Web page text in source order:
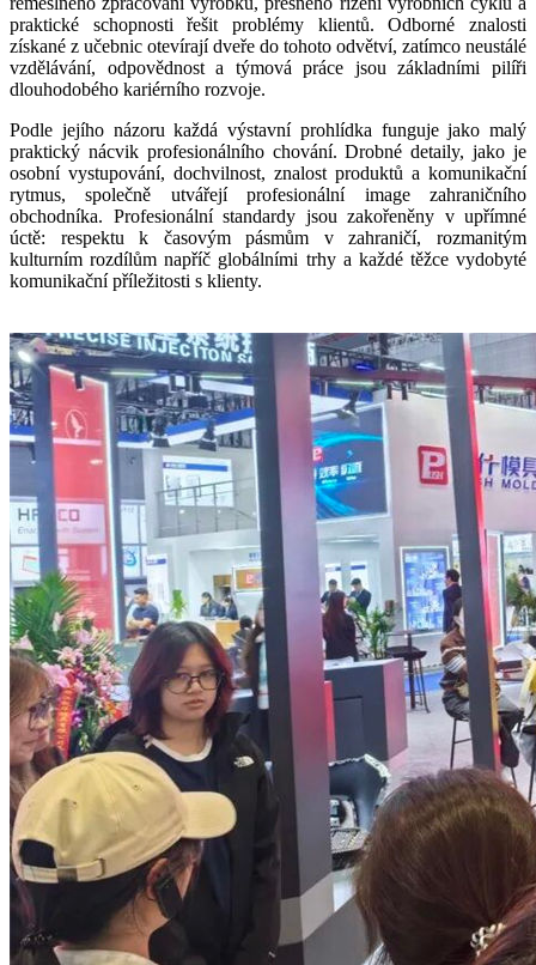
praktické schopnosti řešit problémy klientů. Odborné znalosti
získané z učebnic otevírají dveře do tohoto odvětví, zatímco neustálé
vzdělávání, odpovědnost a týmová práce jsou základními pilíři
dlouhodobého kariérního rozvoje.
Podle jejího názoru každá výstavní prohlídka funguje jako malý
praktický nácvik profesionálního chování. Drobné detaily, jako je
osobní vystupování, dochvilnost, znalost produktů a komunikační
rytmus, společně utvářejí profesionální image zahraničního
obchodníka. Profesionální standardy jsou zakořeněny v upřímné
úctě: respektu k časovým pásmům v zahraničí, rozmanitým
kulturním rozdílům napříč globálními trhy a každé těžce vydobyté
komunikační příležitosti s klienty.